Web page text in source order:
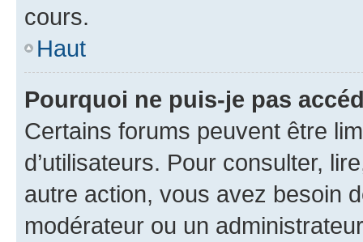
cours.
Haut
Pourquoi ne puis-je pas
Certains forums peuvent être
d’utilisateurs. Pour consulter,
autre action, vous avez besoin
modérateur ou un